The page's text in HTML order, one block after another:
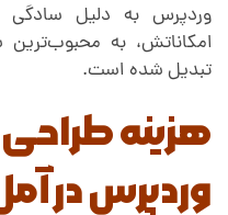
وردپرس به دلیل سادگی
امکاناتش، به
تبدیل شده است.
هزینه
وردپرس در